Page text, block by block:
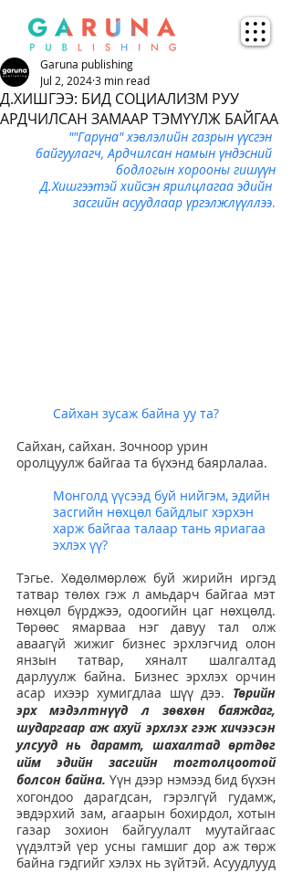
Д.ХИШГЭЭ: БИД СОЦИАЛИЗМ РУУ
АРДЧИЛСАН ЗАМААР ТЭМҮҮЛЖ БАЙГАА
Garuna publishing
Jul 2, 20243 min read
""Гарүна" хэвлэлийн газрын үүсгэн
байгуулагч, Ардчилсан намын үндэсний
бодлогын хорооны гишүүн
Д.Хишгээтэй хийсэн ярилцлагаа эдийн
засгийн асуудлаар үргэлжлүүллээ.
Сайхан зусаж байна уу та?
Сайхан, сайхан. Зочноор урин
оролцуулж байгаа та бүхэнд баярлалаа.
Монголд үүсээд буй нийгэм, эдийн
засгийн нөхцөл байдлыг хэрхэн
харж байгаа талаар тань яриагаа
эхлэх үү?
Тэгье. Хөдөлмөрлөж буй жирийн иргэд
татвар төлөх гэж л амьдарч байгаа мэт
нөхцөл бүрджээ, одоогийн цаг нөхцөлд.
Төрөөс ямарваа нэг давуу тал олж
аваагүй жижиг бизнес эрхлэгчид олон
янзын татвар, хяналт шалгалтад
дарлуулж байна. Бизнес эрхлэх орчин
асар ихээр хумигдлаа шүү дээ. Төрийн
эрх мэдэлтнүүд л зөвхөн баяждаг,
шударгаар аж ахуй эрхлэх гэж хичээсэн
улсууд нь дарамт, шахалтад өртдөг
ийм эдийн засгийн тогтолцоотой
болсон байна. Үүн дээр нэмээд бид бүхэн
хогондоо дарагдсан, гэрэлгүй гудамж,
эвдэрхий зам, агаарын бохирдол, хотын
газар зохион байгуулалт муутайгаас
үүдэлтэй үер усны гамшиг дор аж төрж
байна гэдгийг хэлэх нь зүйтэй. Асуудлууд